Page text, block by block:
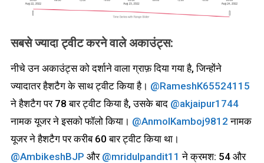
सबसे ज्यादा ट्वीट करने वाले अकाउंट्स:
नीचे उन अकाउंट्स को दर्शाने वाला ग्राफ़ दिया गया है, जिन्होंने
ज्यादातर हैशटैग के साथ ट्वीट किया है। @RameshK65524115
ने हैशटैग पर 78 बार ट्वीट किया है, उसके बाद @akjaipur1744
नामक यूजर ने इसको फॉलो किया। @AnmolKamboj9812 नामक
यूजर ने हैशटैग पर करीब 60 बार ट्वीट किया था।
@AmbikeshBJP और @mridulpandit11 ने क्रमश: 54 और